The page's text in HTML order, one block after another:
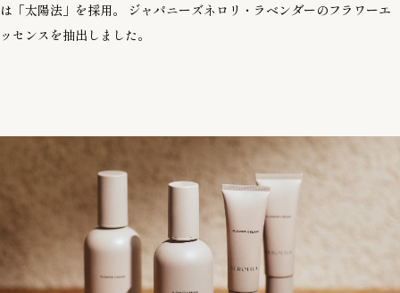
は「太陽法」を採用。 ジャパニーズネロリ・ラベンダーのフラワーエ
ッセンスを抽出しました。